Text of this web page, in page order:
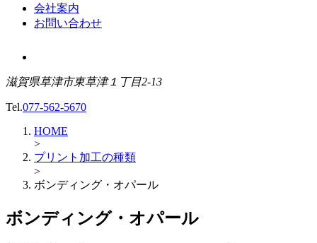
会社案内
お問い合わせ
滋賀県草津市東草津１丁目2-13
Tel.077-562-5670
HOME
>
プリント加工の種類
>
ボンディング・オパール
ボンディング・オパール